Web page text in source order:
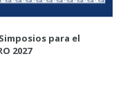
para el
2027